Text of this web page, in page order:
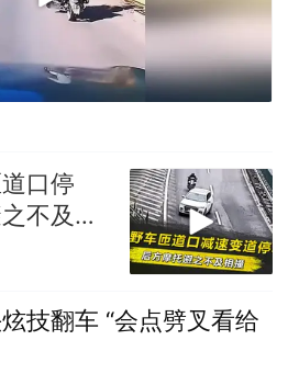
口停
不及相
？
技翻车 “会点劈叉看给